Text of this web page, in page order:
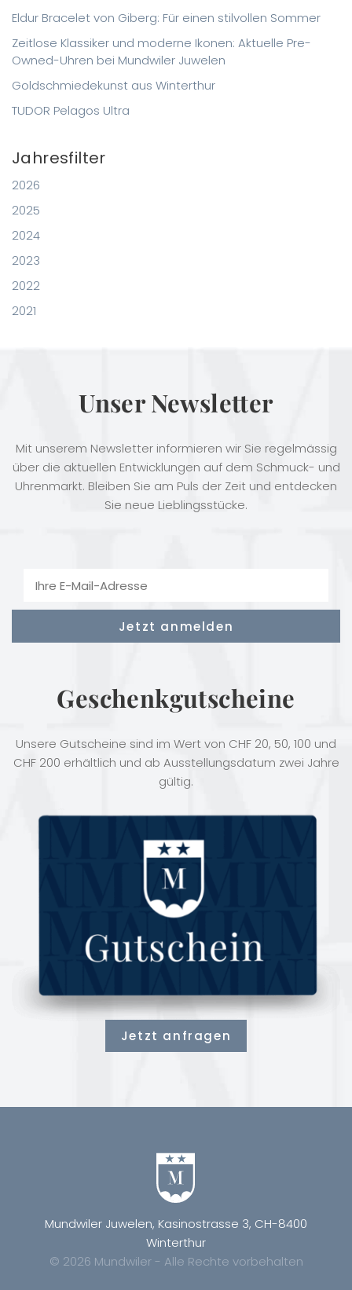
Eldur Bracelet von Giberg: Für einen stilvollen Sommer
Zeitlose Klassiker und moderne Ikonen: Aktuelle Pre-
Owned-Uhren bei Mundwiler Juwelen
Goldschmiedekunst aus Winterthur
TUDOR Pelagos Ultra
Jahresfilter
2026
2025
2024
2023
2022
2021
Unser Newsletter
Mit unserem Newsletter informieren wir Sie regelmässig
über die aktuellen Entwicklungen auf dem Schmuck- und
Uhrenmarkt. Bleiben Sie am Puls der Zeit und entdecken
Sie neue Lieblingsstücke.
Geschenkgutscheine
Unsere Gutscheine sind im Wert von CHF 20, 50, 100 und
CHF 200 erhältlich und ab Ausstellungsdatum zwei Jahre
gültig.
Jetzt anfragen
Mundwiler Juwelen, Kasinostrasse 3, CH-8400
Winterthur
© 2026 Mundwiler - Alle Rechte vorbehalten